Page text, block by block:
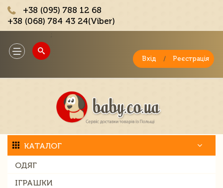
+38 (095) 788 12 68
+38 (068) 784 43 24(Viber)
Toggle
navigation
Вхід / Реєстрація
КАТАЛОГ
ОДЯГ
ІГРАШКИ